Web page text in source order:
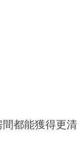
都能獲得更清